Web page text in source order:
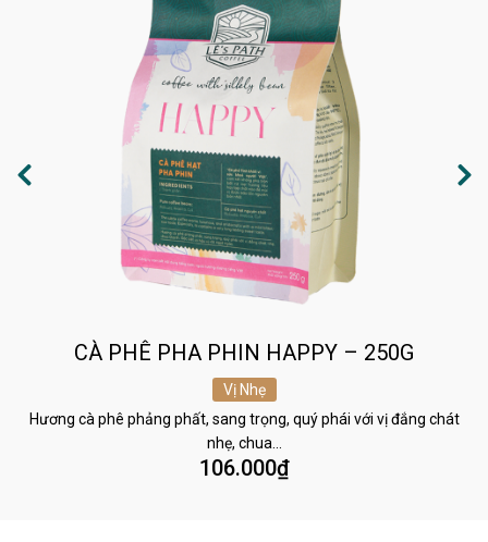
CÀ PHÊ PHA PHIN HAPPY – 250G
Vị Nhẹ
Hương cà phê phảng phất, sang trọng, quý phái với vị đắng chát
nhẹ, chua…
106.000₫